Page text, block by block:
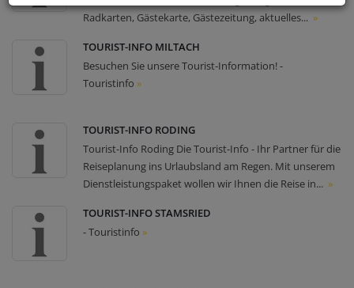
Radkarten, Gästekarte, Gästezeitung, aktuelles... »
TOURIST-INFO MILTACH
Besuchen Sie unsere Tourist-Information! -
Touristinfo »
TOURIST-INFO RODING
Tourist-Info Roding Die Tourist-Info - Ihr Partner für die
Reiseplanung ins Urlaubsland am Regen. Mit unserem
Dienstleistungspaket wollen wir Ihnen die Reise in... »
TOURIST-INFO STAMSRIED
- Touristinfo »